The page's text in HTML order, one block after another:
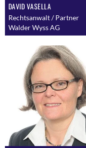
DAVID VASELLA
Rechtsanwalt / Partner
Walder Wyss AG